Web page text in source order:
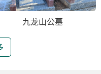
九龙山公墓